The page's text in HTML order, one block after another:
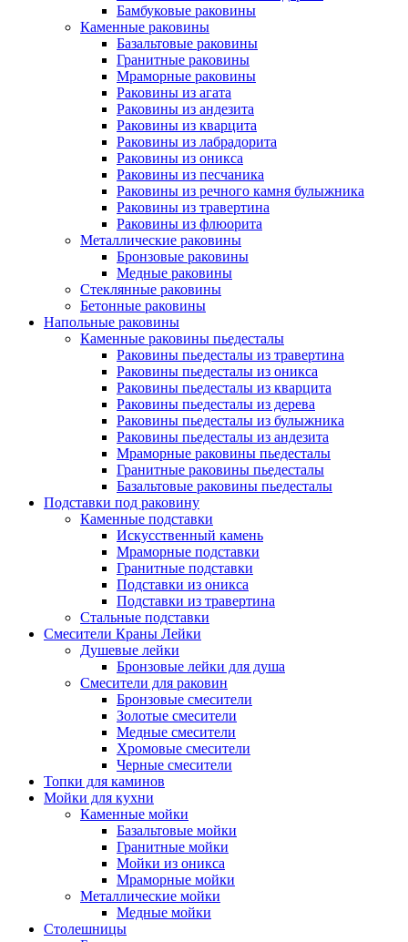
Бамбуковые раковины
Каменные раковины
Базальтовые раковины
Гранитные раковины
Мраморные раковины
Раковины из агата
Раковины из андезита
Раковины из кварцита
Раковины из лабрадорита
Раковины из оникса
Раковины из песчаника
Раковины из речного камня булыжника
Раковины из травертина
Раковины из флюорита
Металлические раковины
Бронзовые раковины
Медные раковины
Стеклянные раковины
Бетонные раковины
Напольные раковины
Каменные раковины пьедесталы
Раковины пьедесталы из травертина
Раковины пьедесталы из оникса
Раковины пьедесталы из кварцита
Раковины пьедесталы из дерева
Раковины пьедесталы из булыжника
Раковины пьедесталы из андезита
Мраморные раковины пьедесталы
Гранитные раковины пьедесталы
Базальтовые раковины пьедесталы
Подставки под раковину
Каменные подставки
Искусственный камень
Мраморные подставки
Гранитные подставки
Подставки из оникса
Подставки из травертина
Стальные подставки
Смесители Краны Лейки
Душевые лейки
Бронзовые лейки для душа
Смесители для раковин
Бронзовые смесители
Золотые смесители
Медные смесители
Хромовые смесители
Черные смесители
Топки для каминов
Мойки для кухни
Каменные мойки
Базальтовые мойки
Гранитные мойки
Мойки из оникса
Мраморные мойки
Металлические мойки
Медные мойки
Столешницы